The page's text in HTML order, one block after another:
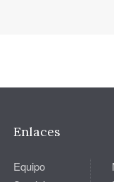
Enlaces
Equipo